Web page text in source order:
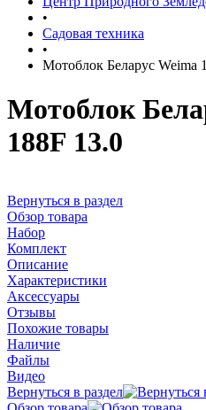
•
Садовая техника
•
Мотоблок Беларус Weima
Мотоблок
188F 13.0
Вернуться в раздел
Обзор товара
Набор
Комплект
Описание
Характеристики
Аксессуары
Отзывы
Похожие товары
Наличие
Файлы
Видео
Вернуться в раздел